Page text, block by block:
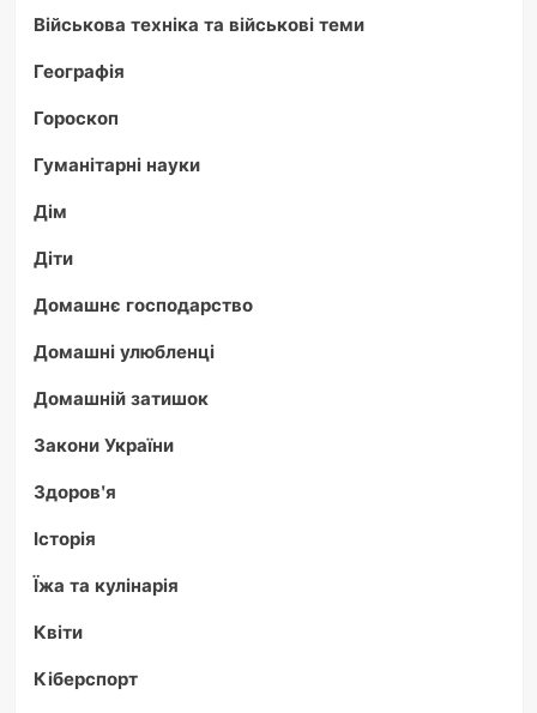
Військова техніка та військові теми
Географія
Гороскоп
Гуманітарні науки
Дім
Діти
Домашнє господарство
Домашні улюбленці
Домашній затишок
Закони України
Здоров'я
Історія
Їжа та кулінарія
Квіти
Кіберспорт